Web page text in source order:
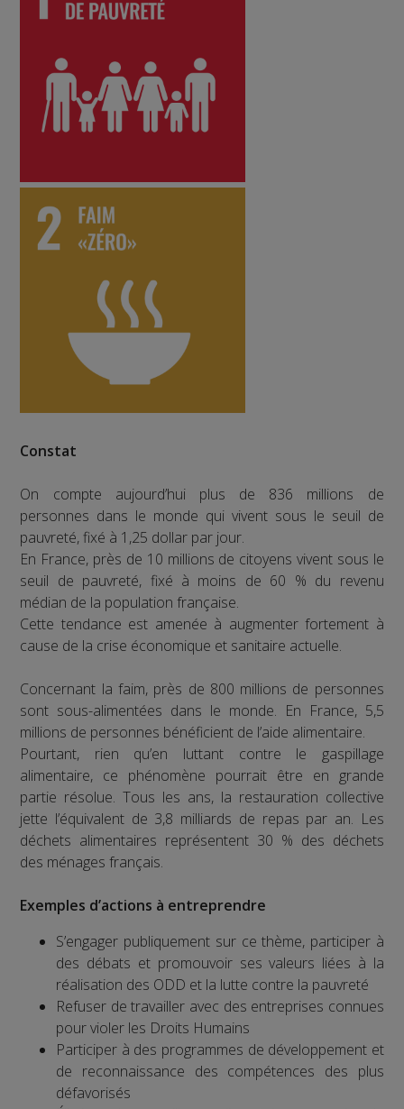
Constat
On compte aujourd’hui plus de 836 millions de
personnes dans le monde qui vivent sous le seuil de
pauvreté, fixé à 1,25 dollar par jour.
En France, près de 10 millions de citoyens vivent sous le
seuil de pauvreté, fixé à moins de 60 % du revenu
médian de la population française.
Cette tendance est amenée à augmenter fortement à
cause de la crise économique et sanitaire actuelle.
Concernant la faim, près de 800 millions de personnes
sont sous-alimentées dans le monde. En France, 5,5
millions de personnes bénéficient de l’aide alimentaire.
Pourtant, rien qu’en luttant contre le gaspillage
alimentaire, ce phénomène pourrait être en grande
partie résolue. Tous les ans, la restauration collective
jette l’équivalent de 3,8 milliards de repas par an. Les
déchets alimentaires représentent 30 % des déchets
des ménages français.
Exemples d’actions à entreprendre
S’engager publiquement sur ce thème, participer à
des débats et promouvoir ses valeurs liées à la
réalisation des ODD et la lutte contre la pauvreté
Refuser de travailler avec des entreprises connues
pour violer les Droits Humains
Participer à des programmes de développement et
de reconnaissance des compétences des plus
défavorisés